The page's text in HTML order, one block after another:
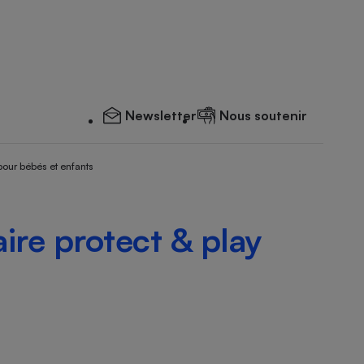
Newsletter Nous soutenir
bébés et enfants
protect & play